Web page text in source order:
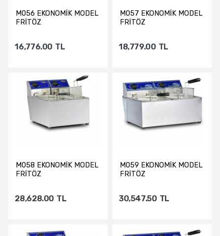
M056 EKONOMİK MODEL
FRİTÖZ
16,776.00 TL
Sepete Ekle
M057 EKONOMİK MODEL
FRİTÖZ
18,779.00 TL
Sepete Ekle
M058 EKONOMİK MODEL
FRİTÖZ
28,628.00 TL
M059 EKONOMİK MODEL
FRİTÖZ
30,547.50 TL